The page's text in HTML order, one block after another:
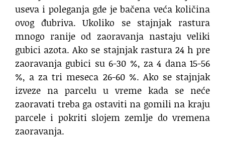
useva i poleganja gde je bačena veća količina
ovog đubriva. Ukoliko se stajnjak rastura
mnogo ranije od zaoravanja nastaju veliki
gubici azota. Ako se stajnjak rastura 24 h pre
zaoravanja gubici su 6-30 %, za 4 dana 15-56
%, a za tri meseca 26-60 %. Ako se stajnjak
izveze na parcelu u vreme kada se neće
zaoravati treba ga ostaviti na gomili na kraju
parcele i pokriti slojem zemlje do vremena
zaoravanja.